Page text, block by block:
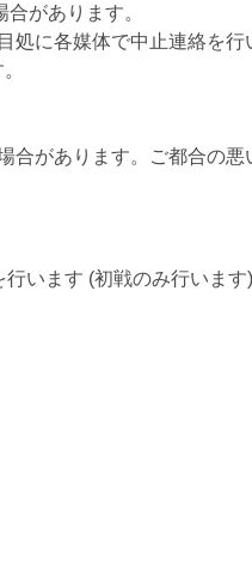
があります。
に各媒体で中止連絡を行
合があります。ご都合の悪
行います (初戦のみ行います)